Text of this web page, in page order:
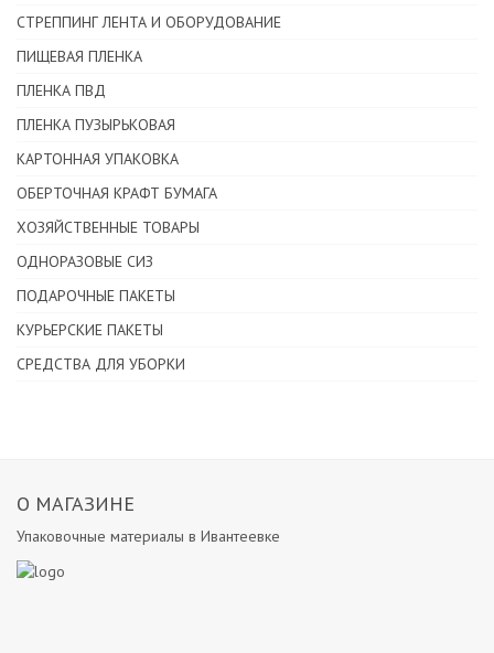
СТРЕППИНГ ЛЕНТА И ОБОРУДОВАНИЕ
ПИЩЕВАЯ ПЛЕНКА
ПЛЕНКА ПВД
ПЛЕНКА ПУЗЫРЬКОВАЯ
КАРТОННАЯ УПАКОВКА
ОБЕРТОЧНАЯ КРАФТ БУМАГА
ХОЗЯЙСТВЕННЫЕ ТОВАРЫ
ОДНОРАЗОВЫЕ СИЗ
ПОДАРОЧНЫЕ ПАКЕТЫ
КУРЬЕРСКИЕ ПАКЕТЫ
СРЕДСТВА ДЛЯ УБОРКИ
О МАГАЗИНЕ
Упаковочные материалы в Ивантеевке